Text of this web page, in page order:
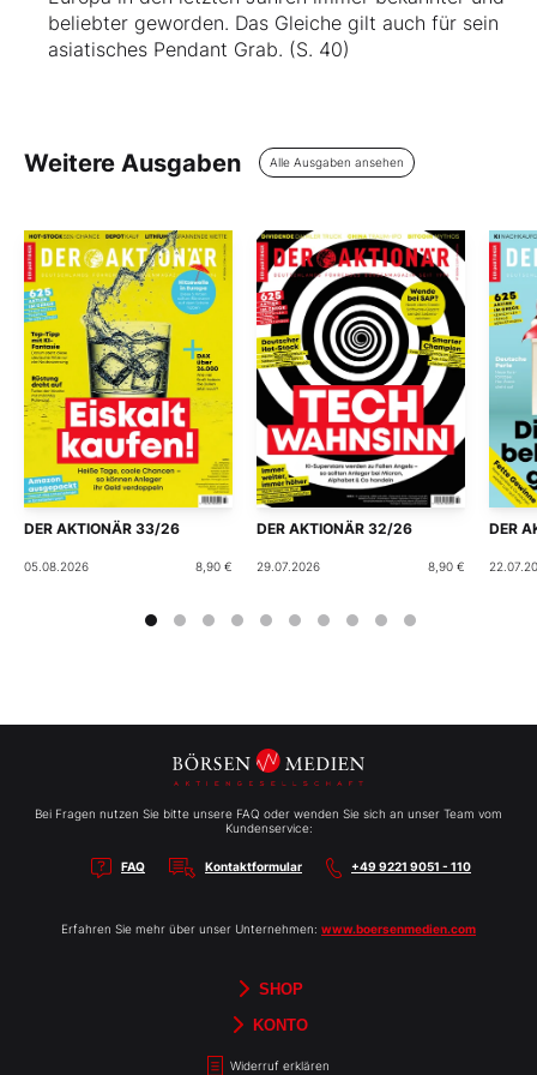
beliebter geworden. Das Gleiche gilt auch für sein
asiatisches Pendant Grab. (S. 40)
Weitere Ausgaben Alle Ausgaben ansehen
DER AKTIONÄR 33/26
05.08.2026 8,90 €
DER AKTIONÄR 32/26
29.07.2026 8,90 €
DER
Bei Fragen nutzen Sie bitte unsere FAQ oder wenden Sie sich an unser Team vom
Kundenservice:
FAQ Kontaktformular +49 9221 9051 - 110
Erfahren Sie mehr über unser Unternehmen: www.boersenmedien.com
SHOP
Börsenbriefe
Aktien-Reports
HEBELTRADER
TradingDay
Newsletter
Merchandise
Gutscheine
KONTO
Widerruf erklären